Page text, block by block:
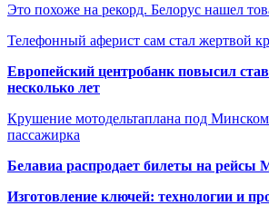
Это похоже на рекорд. Белорус нашел
Телефонный аферист сам стал жертвой
Европейский центробанк повысил
несколько лет
Крушение мотодельтаплана под
пассажирка
Белавиа распродает билеты на
Изготовление ключей: технологии и